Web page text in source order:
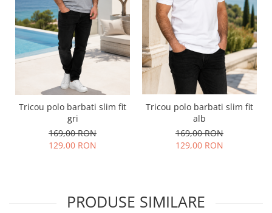
Tricou polo barbati slim fit
gri
169,00 RON
129,00 RON
Tricou polo barbati slim fit
alb
169,00 RON
129,00 RON
PRODUSE SIMILARE